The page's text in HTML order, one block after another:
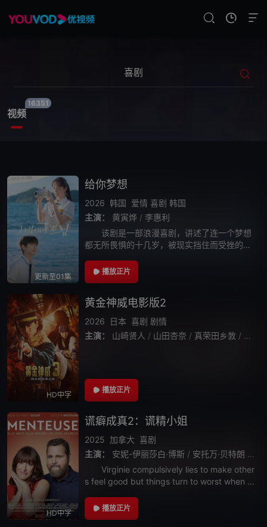
视频
16351
更新至01集
给你梦想
2026 韩国 爱情 喜剧 韩国
主演：
黄寅烨 / 李惠利
该剧是一部浪漫喜剧，讲述了连一个梦想
都无所畏惧的十几岁，被现实挡住而受挫的二
李载与一个生活在父母设计的世界的十几岁，
破壳而出奔向世界的二十几岁，终于实现梦想
播放正片
HD中字
黄金神威电影版2
2026 日本 喜剧 剧情
主演：
山崎贤人 / 山田杏奈 / 真荣田乡敦 / 工藤
播放正片
HD中字
谎癖成真2：谎精小姐
2025 加拿大 喜剧
主演：
安妮-伊丽莎白·博斯 / 安托万·贝特朗 / 凯
Virginie compulsively lies to make other
s feel good but things turn to worst when all
播放正片